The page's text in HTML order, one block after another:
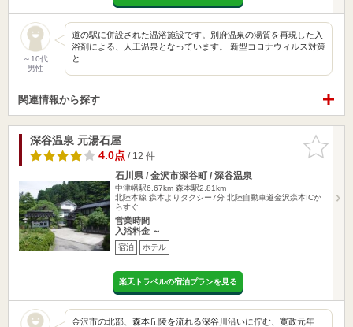
～10代
男性
道の駅に併設された温浴施設です。別府温泉の湯質を再現した入
浴剤による、人工温泉となっています。 新型コロナウィルス対策
と…
関連情報から探す
お気に入
りに追加
深谷温泉 元湯石屋
4.0点/ 12 件
石川県 / 金沢市深谷町 / 深谷温泉
中津幡駅6.67km 森本駅2.81km
北陸本線 森本よりタクシー7分 北陸自動車道金沢森本ICか
らすぐ
営業時間
入浴料金 ～
宿泊 ホテル
楽天トラベルの宿泊プランを見る
金沢市の北部、森本丘陵を流れる深谷川沿いに佇む、寛政元年